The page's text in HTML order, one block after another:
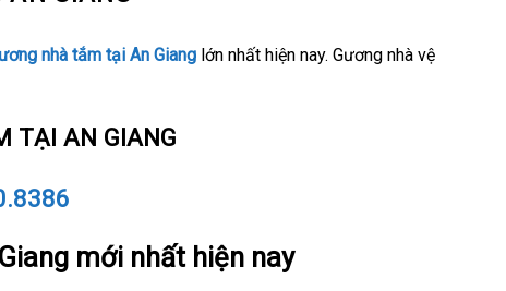
nhà tắm tại An Gianglớn nhất hiện nay. Gương nhà vệ
TẠI AN GIANG
mới nhất hiện nay